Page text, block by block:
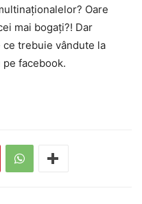
Oare
mai bogați?! Dar
trebuie vândute la
pe facebook.